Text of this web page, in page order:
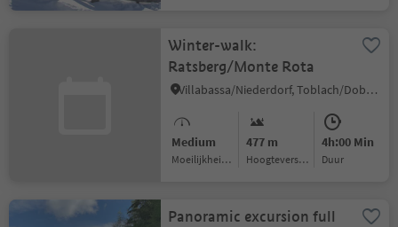
Winter-walk:
Ratsberg/Monte Rota
Villabassa/Niederdorf, Toblach/Dobbiaco, Dolomites Region 3 Zinnen
Medium
Moeilijkheidsgraad
477 m
Hoogteverschil
4h:00 Min
Duur
Panoramic excursion full